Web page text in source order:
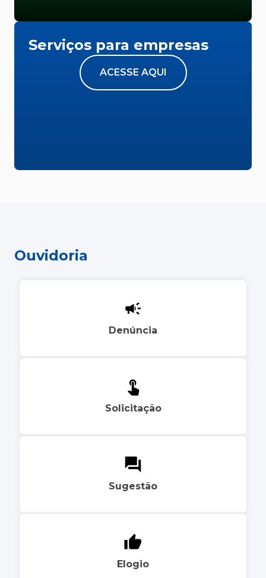
Serviços para empresas
ACESSE AQUI
Ouvidoria
Denúncia
Solicitação
Sugestão
Elogio